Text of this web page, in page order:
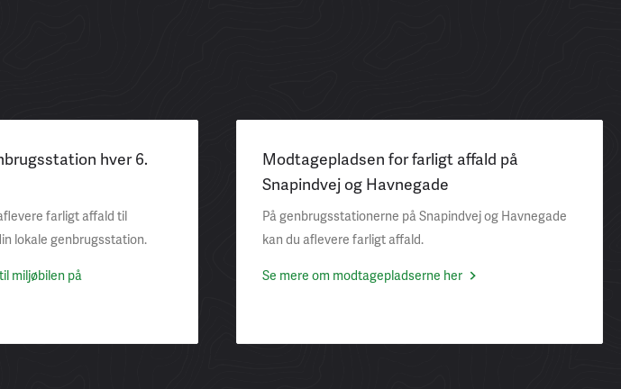
hver 6.
farligt affald til
lokale genbrugsstation.
miljøbilen på
Modtagepladsen for farligt affald på
Snapindvej og Havnegade
På genbrugsstationerne på Snapindvej og Havnegade
kan du aflevere farligt affald.
Se mere om modtagepladserne her